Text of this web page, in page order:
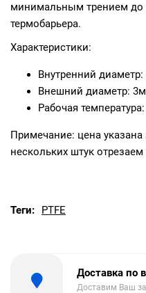
минимальным трением до
термобарьера.
Характеристики:
Внутренний
Внешний диаметр:
Рабочая
Примечание: цена
нескольких штук
Теги: PTFE
Доставка по
Доставим Ваш